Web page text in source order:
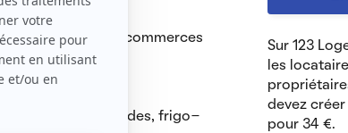
Sur 123
les
devez
pour 34 €.
à 8min à pieds, commerces
TV
hotte, micro-ondes, frigo-